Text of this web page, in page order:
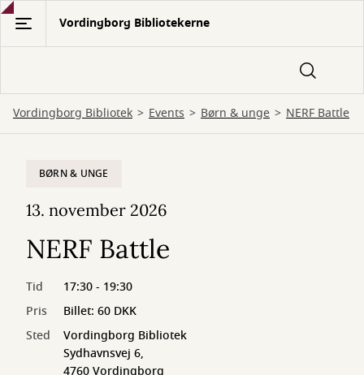
Gå
hovedindhold
Vordingborg Bibliotekerne
Vordingborg Bibliotek Events Børn & unge NERF Battle
BØRN & UNGE
13. november 2026
NERF Battle
Tid
17:30 - 19:30
Pris
Billet: 60 DKK
Sted
Vordingborg Bibliotek
Sydhavnsvej 6,
4760 Vordingborg